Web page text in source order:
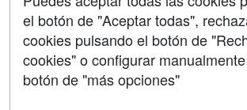
Copyleft
el botón de "Aceptar todas",
cookies pulsando el botón de
cookies" o configurar
botón de "más opciones"